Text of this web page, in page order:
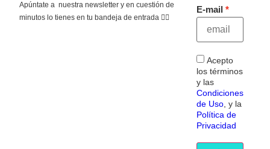
Apúntate a nuestra newsletter y en cuestión de
minutos lo tienes en tu bandeja de entrada 👇🏻
E-mail
Acepto
los términos
y las
Condiciones
de Uso, y la
Política de
Privacidad